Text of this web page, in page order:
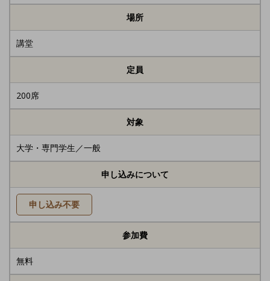
場所
講堂
定員
200席
対象
大学・専門学生／一般
申し込みについて
申し込み不要
参加費
無料